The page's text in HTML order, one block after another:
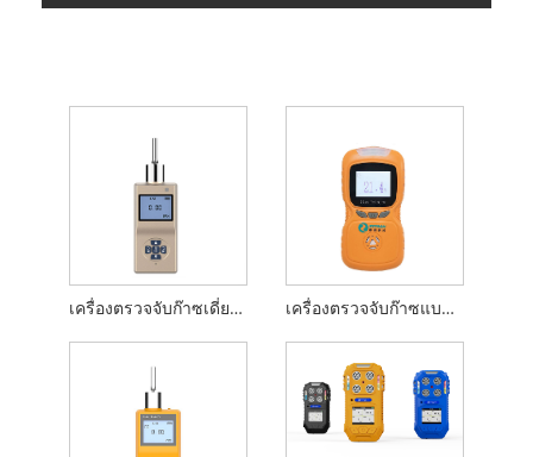
เครื่องตรวจจับก๊าซเดี่ยวปั๊มแบบมือถือ เครื่องตรวจจับก๊าซแบบพกพา